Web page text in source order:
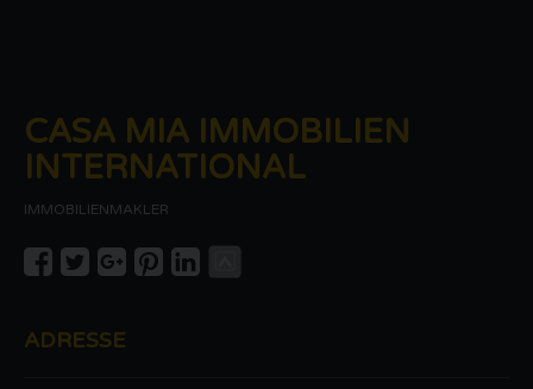
CASA MIA IMMOBILIEN
INTERNATIONAL
IMMOBILIENMAKLER
ADRESSE